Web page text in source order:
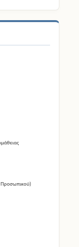
Προσωπικού)